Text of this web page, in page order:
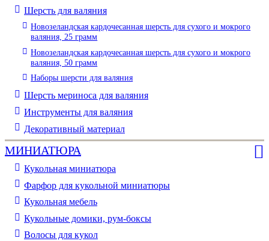
Шерсть для валяния
Новозеландская кардочесанная шерсть для сухого и мокрого
валяния, 25 грамм
Новозеландская кардочесанная шерсть для сухого и мокрого
валяния, 50 грамм
Наборы шерсти для валяния
Шерсть мериноса для валяния
Инструменты для валяния
Декоративный материал
МИНИАТЮРА
Кукольная миниатюра
Фарфор для кукольной миниатюры
Кукольная мебель
Кукольные домики, рум-боксы
Волосы для кукол